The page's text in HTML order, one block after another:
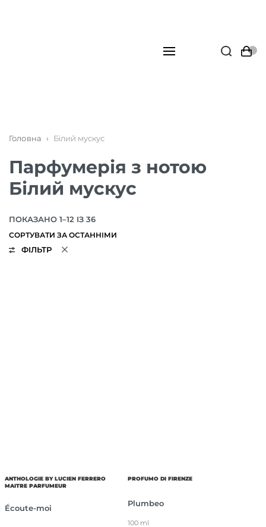
Головна › Білий мускус
Парфумерія з нотою
Білий мускус
ПОКАЗАНО 1–12 ІЗ 36
ФІЛЬТР
ANTHOLOGIE BY LUCIEN FERRERO
MAITRE PARFUMEUR
Écoute-moi
PROFUMO DI FIRENZE
Plumbeo
100 ml